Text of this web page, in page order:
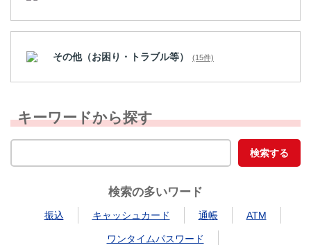
その他（お困り・トラブル等） (15件)
キーワードから探す
検索の多いワード
振込 キャッシュカード 通帳 ATM
ワンタイムパスワード